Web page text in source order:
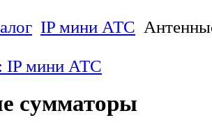
IP мини АТС
IP мини АТС
сумматоры